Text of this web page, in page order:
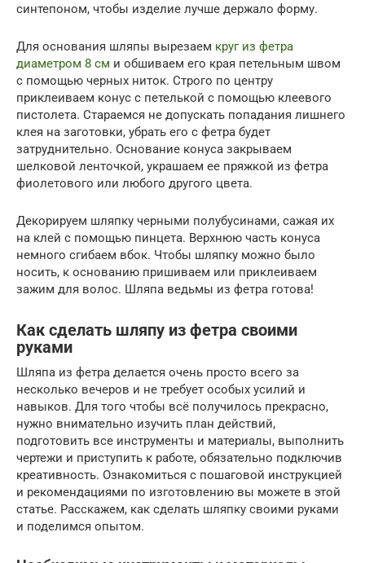
синтепоном, чтобы изделие лучше держало форму.
Для основания шляпы вырезаем круг из фетра
диаметром 8 см и обшиваем его края петельным швом
с помощью черных ниток. Строго по центру
приклеиваем конус с петелькой с помощью клеевого
пистолета. Стараемся не допускать попадания лишнего
клея на заготовки, убрать его с фетра будет
затруднительно. Основание конуса закрываем
шелковой ленточкой, украшаем ее пряжкой из фетра
фиолетового или любого другого цвета.
Декорируем шляпку черными полубусинами, сажая их
на клей с помощью пинцета. Верхнюю часть конуса
немного сгибаем вбок. Чтобы шляпку можно было
носить, к основанию пришиваем или приклеиваем
зажим для волос. Шляпа ведьмы из фетра готова!
Как сделать шляпу из фетра своими
руками
Шляпа из фетра делается очень просто всего за
несколько вечеров и не требует особых усилий и
навыков. Для того чтобы всё получилось прекрасно,
нужно внимательно изучить план действий,
подготовить все инструменты и материалы, выполнить
чертежи и приступить к работе, обязательно подключив
креативность. Ознакомиться с пошаговой инструкцией
и рекомендациями по изготовлению вы можете в этой
статье. Расскажем, как сделать шляпку своими руками
и поделимся опытом.